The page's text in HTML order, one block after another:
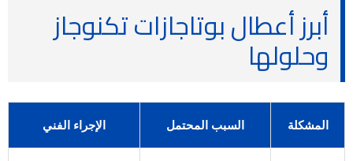
أبرز أعطال بوتاجازات تكنوجاز
وحلولها
المشكلة السبب المحتمل الإجراء الفني